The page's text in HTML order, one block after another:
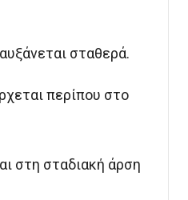
σταθερά.
περίπου στο
στη σταδιακή άρση